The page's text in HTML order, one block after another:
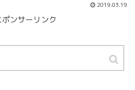
2019.03.19
ポンサーリンク